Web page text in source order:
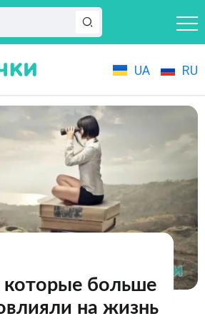
UA RU
которые больше
на жизнь